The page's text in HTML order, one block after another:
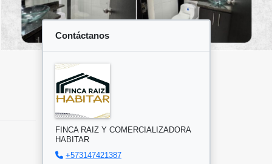
Contáctanos
FINCA RAIZ Y COMERCIALIZADORA
HABITAR
+573147421387